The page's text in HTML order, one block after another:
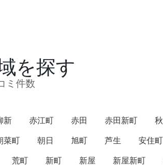
を探す
ミ件数
新 赤江町 赤田 赤田新町
菜町 朝日 旭町 芦生 安住町
荒町 新町 新屋 新屋新町